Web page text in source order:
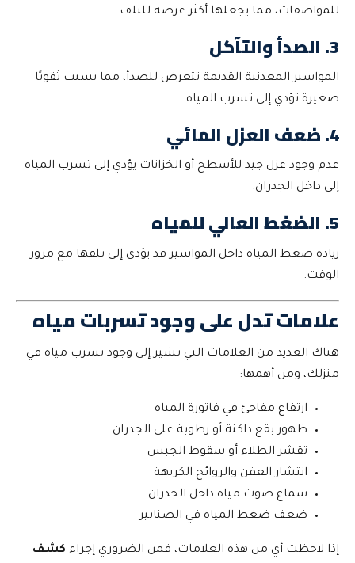
للمواصفات، مما يجعلها أكثر عرضة للتلف.
3. الصدأ والتآكل
المواسير المعدنية القديمة تتعرض للصدأ، مما يسبب ثقوبًا
صغيرة تؤدي إلى تسرب المياه.
4. ضعف العزل المائي
عدم وجود عزل جيد للأسطح أو الخزانات يؤدي إلى تسرب المياه
إلى داخل الجدران.
5. الضغط العالي للمياه
زيادة ضغط المياه داخل المواسير قد يؤدي إلى تلفها مع مرور
الوقت.
علامات تدل على وجود تسربات مياه
هناك العديد من العلامات التي تشير إلى وجود تسرب مياه في
منزلك، ومن أهمها:
ارتفاع مفاجئ في فاتورة المياه
ظهور بقع داكنة أو رطوبة على الجدران
تقشر الطلاء أو سقوط الجبس
انتشار العفن والروائح الكريهة
سماع صوت مياه داخل الجدران
ضعف ضغط المياه في الصنابير
إذا لاحظت أي من هذه العلامات، فمن الضروري إجراء كشف